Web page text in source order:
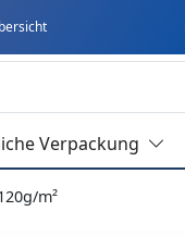
Verpackung
m²